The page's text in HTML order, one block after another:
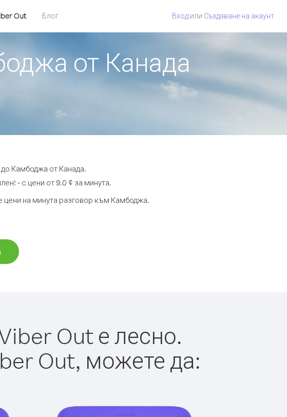
Out Блог Вход или Създаване на акаунт
от Канада
Камбоджа от Канада.
- с цени от 9.0 ¢ за минута.
цени на минута разговор към Камбоджа.
Out е лесно.
Out, можете да: